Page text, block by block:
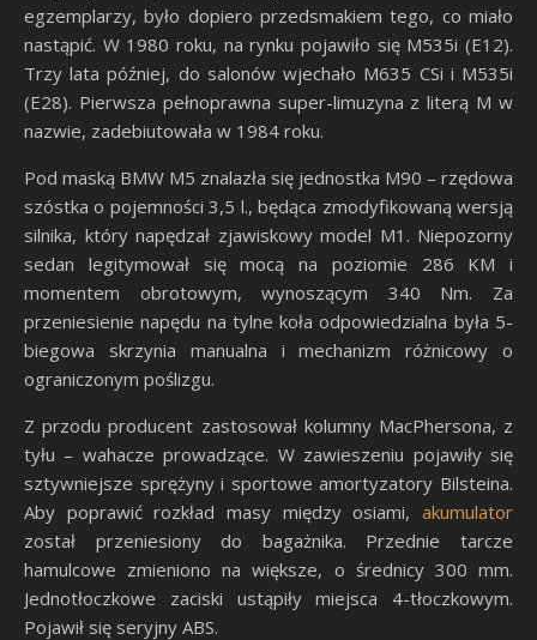
egzemplarzy, było dopiero przedsmakiem tego, co miało
nastąpić. W 1980 roku, na rynku pojawiło się M535i (E12).
Trzy lata później, do salonów wjechało M635 CSi i M535i
(E28). Pierwsza pełnoprawna super-limuzyna z literą M w
nazwie, zadebiutowała w 1984 roku.
Pod maską BMW M5 znalazła się jednostka M90 – rzędowa
szóstka o pojemności 3,5 l., będąca zmodyfikowaną wersją
silnika, który napędzał zjawiskowy model M1. Niepozorny
sedan legitymował się mocą na poziomie 286 KM i
momentem obrotowym, wynoszącym 340 Nm. Za
przeniesienie napędu na tylne koła odpowiedzialna była 5-
biegowa skrzynia manualna i mechanizm różnicowy o
ograniczonym poślizgu.
Z przodu producent zastosował kolumny MacPhersona, z
tyłu – wahacze prowadzące. W zawieszeniu pojawiły się
sztywniejsze sprężyny i sportowe amortyzatory Bilsteina.
Aby poprawić rozkład masy między osiami, akumulator
został przeniesiony do bagażnika. Przednie tarcze
hamulcowe zmieniono na większe, o średnicy 300 mm.
Jednotłoczkowe zaciski ustąpiły miejsca 4-tłoczkowym.
Pojawił się seryjny ABS.